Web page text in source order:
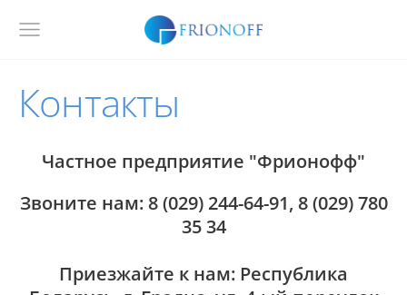
Контакты
Частное предприятие "Фрионофф"
Звоните нам: 8 (029) 244-64-91, 8 (029) 780
35 34
Приезжайте к нам: Республика